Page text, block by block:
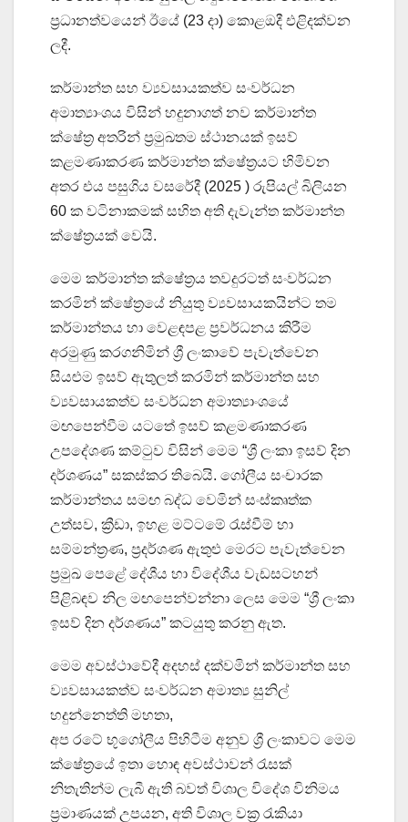
ප්‍රධානත්වයෙන් ඊයේ (23 දා) කොළඔදී එළිදක්වන
ලදී.
කර්මාන්ත සහ ව්‍යවසායකත්ව සංවර්ධන
අමාත්‍යාංශය විසින් හදුනාගත් නව කර්මාන්ත
ක්ෂේත්‍ර අතරින් ප්‍රමුඛතම ස්ථානයක් ඉසව්
කළමණාකරණ කර්මාන්ත ක්ෂේත්‍රයට හිමිවන
අතර එය පසුගිය වසරේදී (2025 ) රුපියල් බිලියන
60 ක වටිනාකමක් සහිත අති දැවැන්ත කර්මාන්ත
ක්ෂේත්‍රයක් වෙයි.
මෙම කර්මාන්ත ක්ෂේත්‍රය තවදුරටත් සංවර්ධන
කරමින් ක්ෂේත්‍රයේ නියුතු ව්‍යවසායකයින්ට තම
කර්මාන්තය හා වෙළඳපළ ප්‍රවර්ධනය කිරීම
අරමුණු කරගනිමින් ශ්‍රී ලංකාවේ පැවැත්වෙන
සියළුම ඉසව් ඇතුලත් කරමින් කර්මාන්ත සහ
ව්‍යවසායකත්ව සංවර්ධන අමාත්‍යාංශයේ
මඟපෙන්වීම යටතේ ඉසව් කළමණාකරණ
උපදේශණ කම්ටුව විසින් මෙම “ශ්‍රී ලංකා ඉසව් දින
දර්ශණය” සකස්කර තිබෙයි. ගෝලීය සංචාරක
කර්මාන්තය සමඟ බද්ධ වෙමින් සංස්කෘත්ක
උත්සව, ක්‍රීඩා, ඉහළ මට්ටමේ රැස්වීම් හා
සම්මන්ත්‍රණ, ප්‍රදර්ශණ ඇතුළු මෙරට පැවැත්වෙන
ප්‍රමුඛ පෙළේ දේශීය හා විදේශීය වැඩසටහන්
පිළිබඳව නිල මඟපෙන්වන්නා ලෙස මෙම “ශ්‍රී ලංකා
ඉසව් දින දර්ශණය” කටයුතු කරනු ඇත.
මෙම අවස්ථාවේදී අදහස් දක්වමින් කර්මාන්ත සහ
ව්‍යවසායකත්ව සංවර්ධන අමාත්‍ය සුනිල්
හදුන්නෙත්ති මහතා,
අප රටේ භූගෝලීය පිහිටීම අනුව ශ්‍රී ලංකාවට මෙම
ක්ෂේත්‍රයේ ඉතා හොඳ අවස්ථාවන් රැසක්
නිතැතින්ම ලැබී ඇති බවත් විශාල විදේශ විනිමය
ප්‍රමාණයක් උපයන, අති විශාල වක්‍ර රැකියා